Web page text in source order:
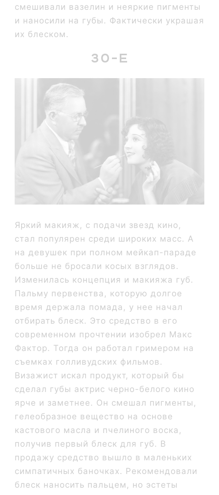
смешивали вазелин и неяркие пигменты
и наносили на губы. Фактически украшая
их блеском.
30-е
Яркий макияж, с подачи звезд кино,
стал популярен среди широких масс. А
на девушек при полном мейкап-параде
больше не бросали косых взглядов.
Изменилась концепция и макияжа губ.
Пальму первенства, которую долгое
время держала помада, у нее начал
отбирать блеск. Это средство в его
современном прочтении изобрел Макс
Фактор. Тогда он работал гримером на
съемках голливудских фильмов.
Визажист искал продукт, который бы
сделал губы актрис черно-белого кино
ярче и заметнее. Он смешал пигменты,
гелеобразное вещество на основе
кастового масла и пчелиного воска,
получив первый блеск для губ. В
продажу средство вышло в маленьких
симпатичных баночках. Рекомендовали
блеск наносить пальцем, но эстеты